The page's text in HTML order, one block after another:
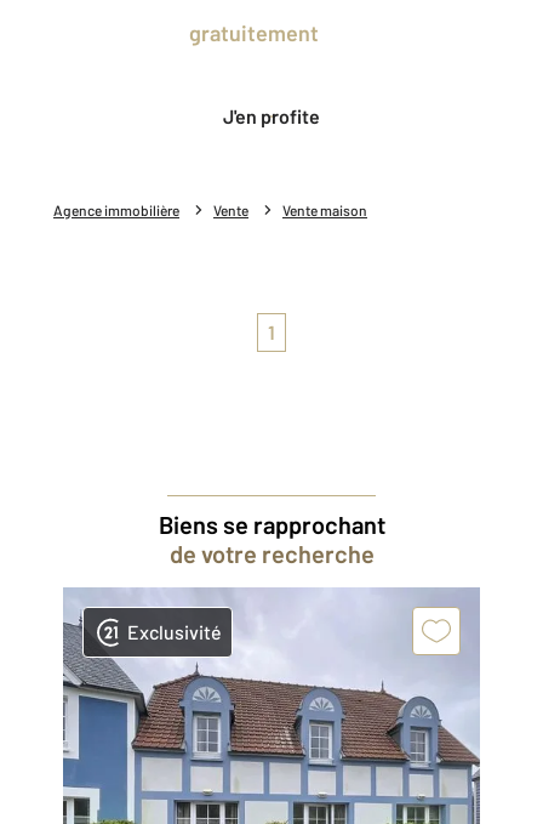
Agence immobilière Vente Vente maison
gratuitement
J'en profite
1
Biens se rapprochant
de votre recherche
Exclusivité